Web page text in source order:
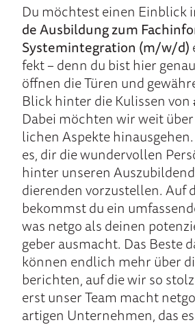
Du möch­test ei­nen Ein­blick
de Aus­bil­dung zum
Sys­tem­inte­gration (m/w/d)
fekt – denn du bist hier
öffnen die Tü­ren und
Blick hinter die Ku­lissen von
Dabei möch­ten wir weit
lichen As­pekte
es, dir die wun­der­vollen
hinter un­seren
dieren­den vor­zustellen. Auf
bekommst du ein
was netgo als dei­nen
geber aus­macht. Das Bes­te
können end­lich mehr über
be­richten, auf die wir so
erst unser Team macht
artigen Unter­nehmen, das